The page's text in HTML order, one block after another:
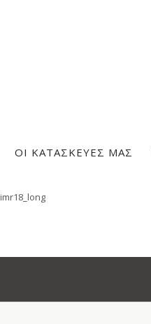
ΟΙ ΚΑΤΑΣΚΕΥΕΣ ΜΑΣ